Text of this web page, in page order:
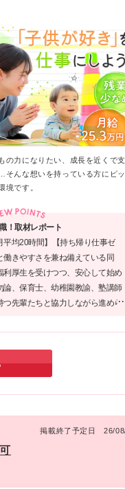
の力になりたい、成長を近くで支
そんな想いを持っている方にピッ
境です。
！取材レポート
平均20時間】【持ち帰り仕事ゼ
働きやすさを兼ね備えている同
厚生を受けつつ、安心して始め
論、保育士、幼稚園教諭、塾講師
先輩たちと協力しながら進めら
方に寄り添うお仕事を始めてみ
掲載終了予定日 26/